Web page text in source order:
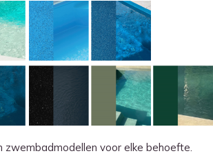
zwembadmodellen voor elke behoefte.